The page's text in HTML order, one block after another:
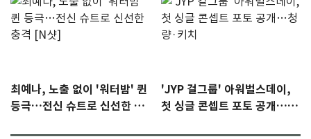
최예나, 노출 없이 '워터밤' 퀸
등극…전신 슈트로 신선한 충
'JYP 걸그룹' 아워벌스데이,
첫 싱글 콘셉트 포토 공개…청